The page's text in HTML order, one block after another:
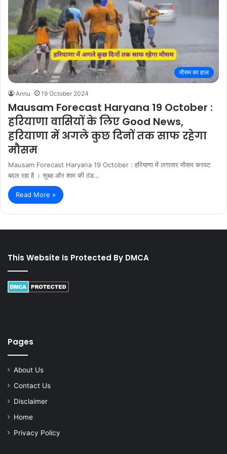
मौसम का हाल
Annu 19 October 2024
Mausam Forecast Haryana 19 October :
हरियाणा वासियों के लिए Good News,
हरियाणा में अगले कुछ दिनों तक साफ रहेगा
मौसम
Mausam Forecast Haryana 19 October : हरियाणा में लगातार मौसम करवट
बदल रहा है । सुबह और शाम की ठंड…
Read More »
This Website Is Protected By DMCA
Pages
About Us
Contact Us
Disclaimer
Home
Privacy Policy